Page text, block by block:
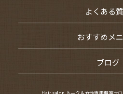
よくある
おすすめメ
ブログ